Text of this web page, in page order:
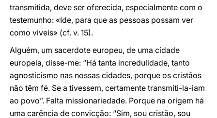
transmitida, deve ser oferecida, especialmente com o
testemunho: «Ide, para que as pessoas possam ver
como viveis» (cf. v. 15).
Alguém, um sacerdote europeu, de uma cidade
europeia, disse-me: “Há tanta incredulidade, tanto
agnosticismo nas nossas cidades, porque os cristãos
não têm fé. Se a tivessem, certamente transmiti-la-iam
ao povo”. Falta missionariedade. Porque na origem há
uma carência de convicção: “Sim, sou cristão, sou